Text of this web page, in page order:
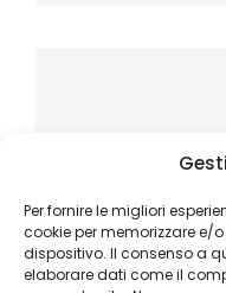
Per fornire le migliori
cookie per memorizzare e/
dispositivo. Il consenso a
elaborare dati come il